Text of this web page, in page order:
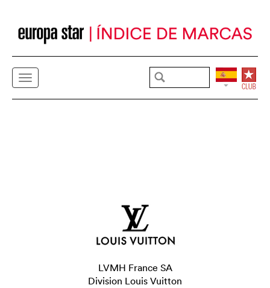
LVMH France SA
Division Louis Vuitton